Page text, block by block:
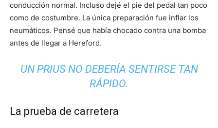
conducción normal. Incluso dejé el pie del pedal tan poco
como de costumbre. La única preparación fue inflar los
neumáticos. Pensé que había chocado contra una bomba
antes de llegar a Hereford.
UN PRIUS NO DEBERÍA SENTIRSE TAN
RÁPIDO.
La prueba de carretera